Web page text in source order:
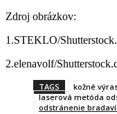
Zdroj obrázkov:
1.STEKLO/
2.elenavolf/
TAGS kožné
laserová metóda
odstránenie